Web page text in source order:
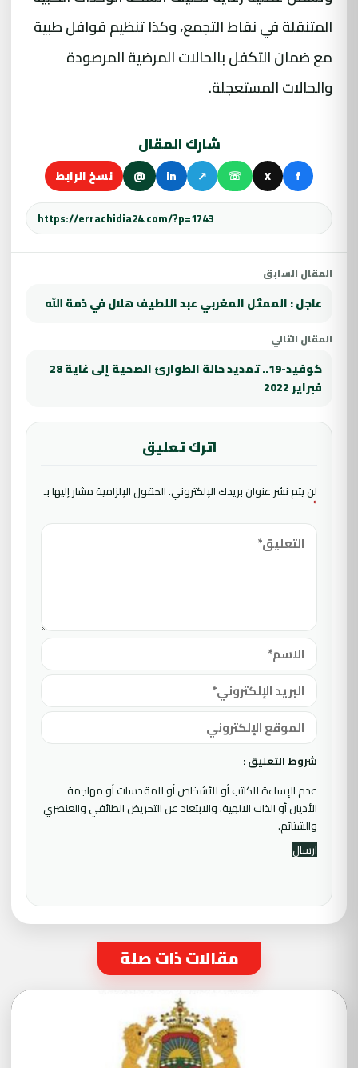
المتنقلة في نقاط التجمع، وكذا تنظيم قوافل طبية
مع ضمان التكفل بالحالات المرضية المرصودة
والحالات المستعجلة.
شارك المقال
f
X
☏
↗
in
@ نسخ الرابط
المقال السابق
عاجل : الممثل المغربي عبد اللطيف هلال في ذمة الله
المقال التالي
كوفيد-19.. تمديد حالة الطوارئ الصحية إلى غاية 28
فبراير 2022
اترك تعليق
لن يتم نشر عنوان بريدك الإلكتروني.الحقول الإلزامية مشار إليها بـ
*
شروط التعليق :
عدم الإساءة للكاتب أو للأشخاص أو للمقدسات أو مهاجمة
الأديان أو الذات الالهية. والابتعاد عن التحريض الطائفي والعنصري
والشتائم.
مقالات ذات صلة